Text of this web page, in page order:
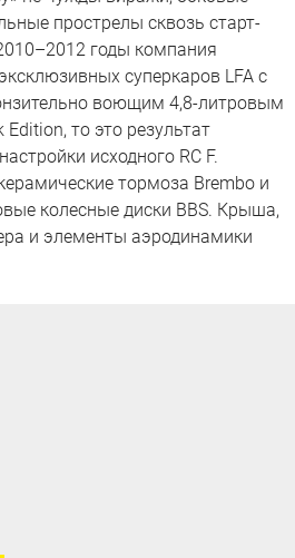
прострелы сквозь старт-
годы компания
суперкаров LFA с
воющим 4,8-литровым
то это результат
исходного RC F.
тормоза Brembo и
колесные диски BBS. Крыша,
и элементы аэродинамики